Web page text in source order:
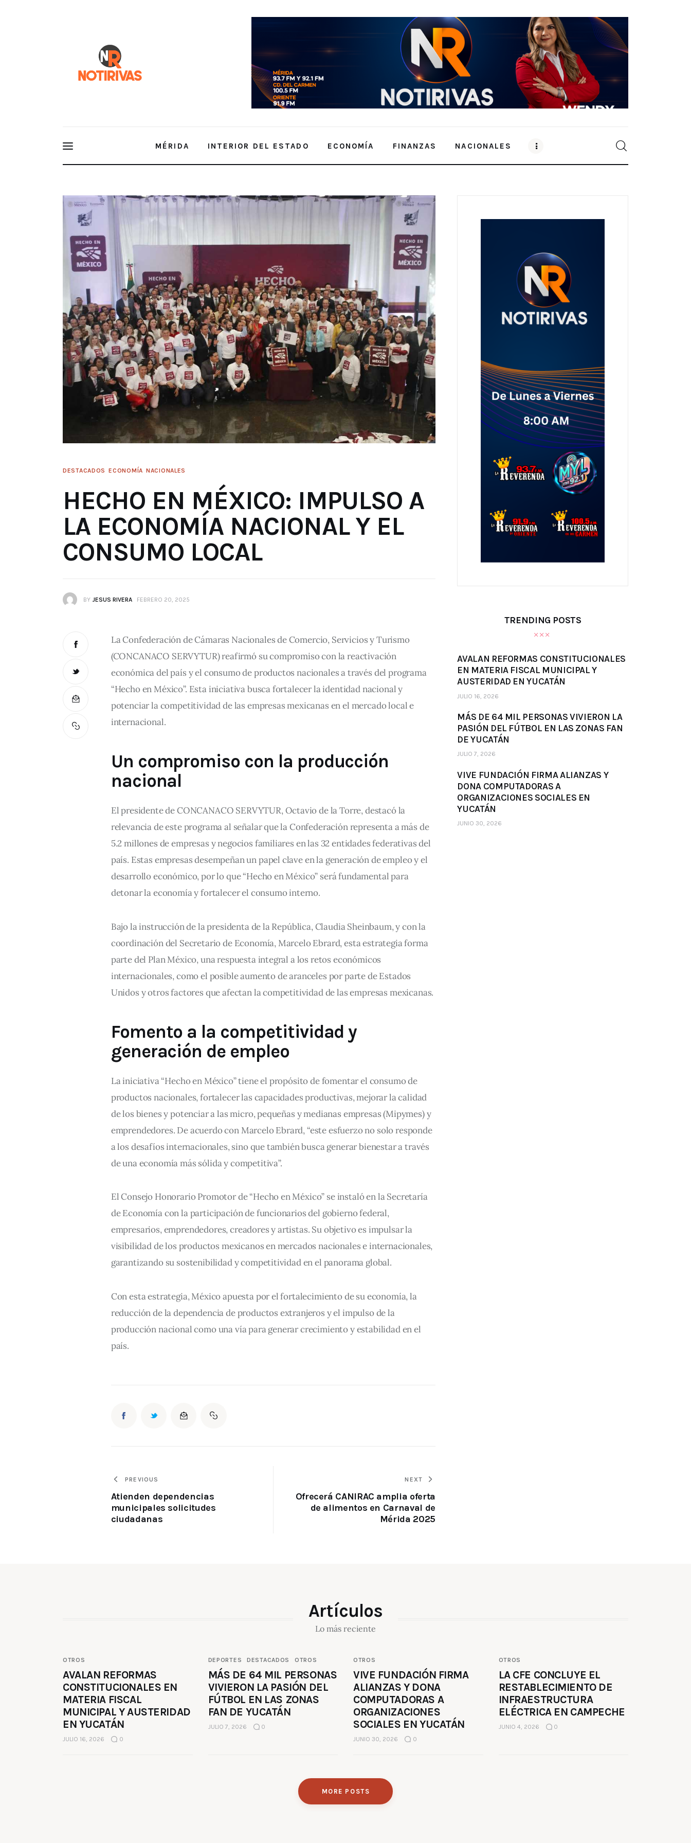
MÉRIDA INTERIOR DEL ESTADO ECONOMÍA FINANZAS NACIONALES
DESTACADOS ECONOMÍA NACIONALES
HECHO EN MÉXICO: IMPULSO A
LA ECONOMÍA NACIONAL Y EL
CONSUMO LOCAL
BY JESUS RIVERA FEBRERO 20, 2025
La Confederación de Cámaras Nacionales de Comercio, Servicios y Turismo
(CONCANACO SERVYTUR) reafirmó su compromiso con la reactivación
económica del país y el consumo de productos nacionales a través del programa
“Hecho en México”. Esta iniciativa busca fortalecer la identidad nacional y
potenciar la competitividad de las empresas mexicanas en el mercado local e
internacional.
Un compromiso con la producción
nacional
El presidente de CONCANACO SERVYTUR, Octavio de la Torre, destacó la
relevancia de este programa al señalar que la Confederación representa a más de
5.2 millones de empresas y negocios familiares en las 32 entidades federativas del
país. Estas empresas desempeñan un papel clave en la generación de empleo y el
desarrollo económico, por lo que “Hecho en México” será fundamental para
detonar la economía y fortalecer el consumo interno.
Bajo la instrucción de la presidenta de la República, Claudia Sheinbaum, y con la
coordinación del Secretario de Economía, Marcelo Ebrard, esta estrategia forma
parte del Plan México, una respuesta integral a los retos económicos
internacionales, como el posible aumento de aranceles por parte de Estados
Unidos y otros factores que afectan la competitividad de las empresas mexicanas.
Fomento a la competitividad y
generación de empleo
La iniciativa “Hecho en México” tiene el propósito de fomentar el consumo de
productos nacionales, fortalecer las capacidades productivas, mejorar la calidad
de los bienes y potenciar a las micro, pequeñas y medianas empresas (Mipymes) y
emprendedores. De acuerdo con Marcelo Ebrard, “este esfuerzo no solo responde
a los desafíos internacionales, sino que también busca generar bienestar a través
de una economía más sólida y competitiva”.
El Consejo Honorario Promotor de “Hecho en México” se instaló en la Secretaría
de Economía con la participación de funcionarios del gobierno federal,
empresarios, emprendedores, creadores y artistas. Su objetivo es impulsar la
visibilidad de los productos mexicanos en mercados nacionales e internacionales,
garantizando su sostenibilidad y competitividad en el panorama global.
Con esta estrategia, México apuesta por el fortalecimiento de su economía, la
reducción de la dependencia de productos extranjeros y el impulso de la
producción nacional como una vía para generar crecimiento y estabilidad en el
país.
PREVIOUS
Atienden dependencias
municipales solicitudes
ciudadanas
NEXT
Ofrecerá CANIRAC amplia oferta
de alimentos en Carnaval de
Mérida 2025
TRENDING POSTS
AVALAN REFORMAS CONSTITUCIONALES
EN MATERIA FISCAL MUNICIPAL Y
AUSTERIDAD EN YUCATÁN
JULIO 16, 2026
MÁS DE 64 MIL PERSONAS VIVIERON LA
PASIÓN DEL FÚTBOL EN LAS ZONAS FAN
DE YUCATÁN
JULIO 7, 2026
VIVE FUNDACIÓN FIRMA ALIANZAS Y
DONA COMPUTADORAS A
ORGANIZACIONES SOCIALES EN
YUCATÁN
JUNIO 30, 2026
Artículos
Lo más reciente
OTROS
AVALAN REFORMAS
CONSTITUCIONALES EN
MATERIA FISCAL
MUNICIPAL Y AUSTERIDAD
EN YUCATÁN
JULIO 16, 2026 0
DEPORTES DESTACADOS OTROS
MÁS DE 64 MIL PERSONAS
VIVIERON LA PASIÓN DEL
FÚTBOL EN LAS ZONAS
FAN DE YUCATÁN
JULIO 7, 2026 0
OTROS
VIVE FUNDACIÓN FIRMA
ALIANZAS Y DONA
COMPUTADORAS A
ORGANIZACIONES
SOCIALES EN YUCATÁN
JUNIO 30, 2026 0
OTROS
LA CFE CONCLUYE EL
RESTABLECIMIENTO DE
INFRAESTRUCTURA
ELÉCTRICA EN CAMPECHE
JUNIO 4, 2026 0
MORE POSTS